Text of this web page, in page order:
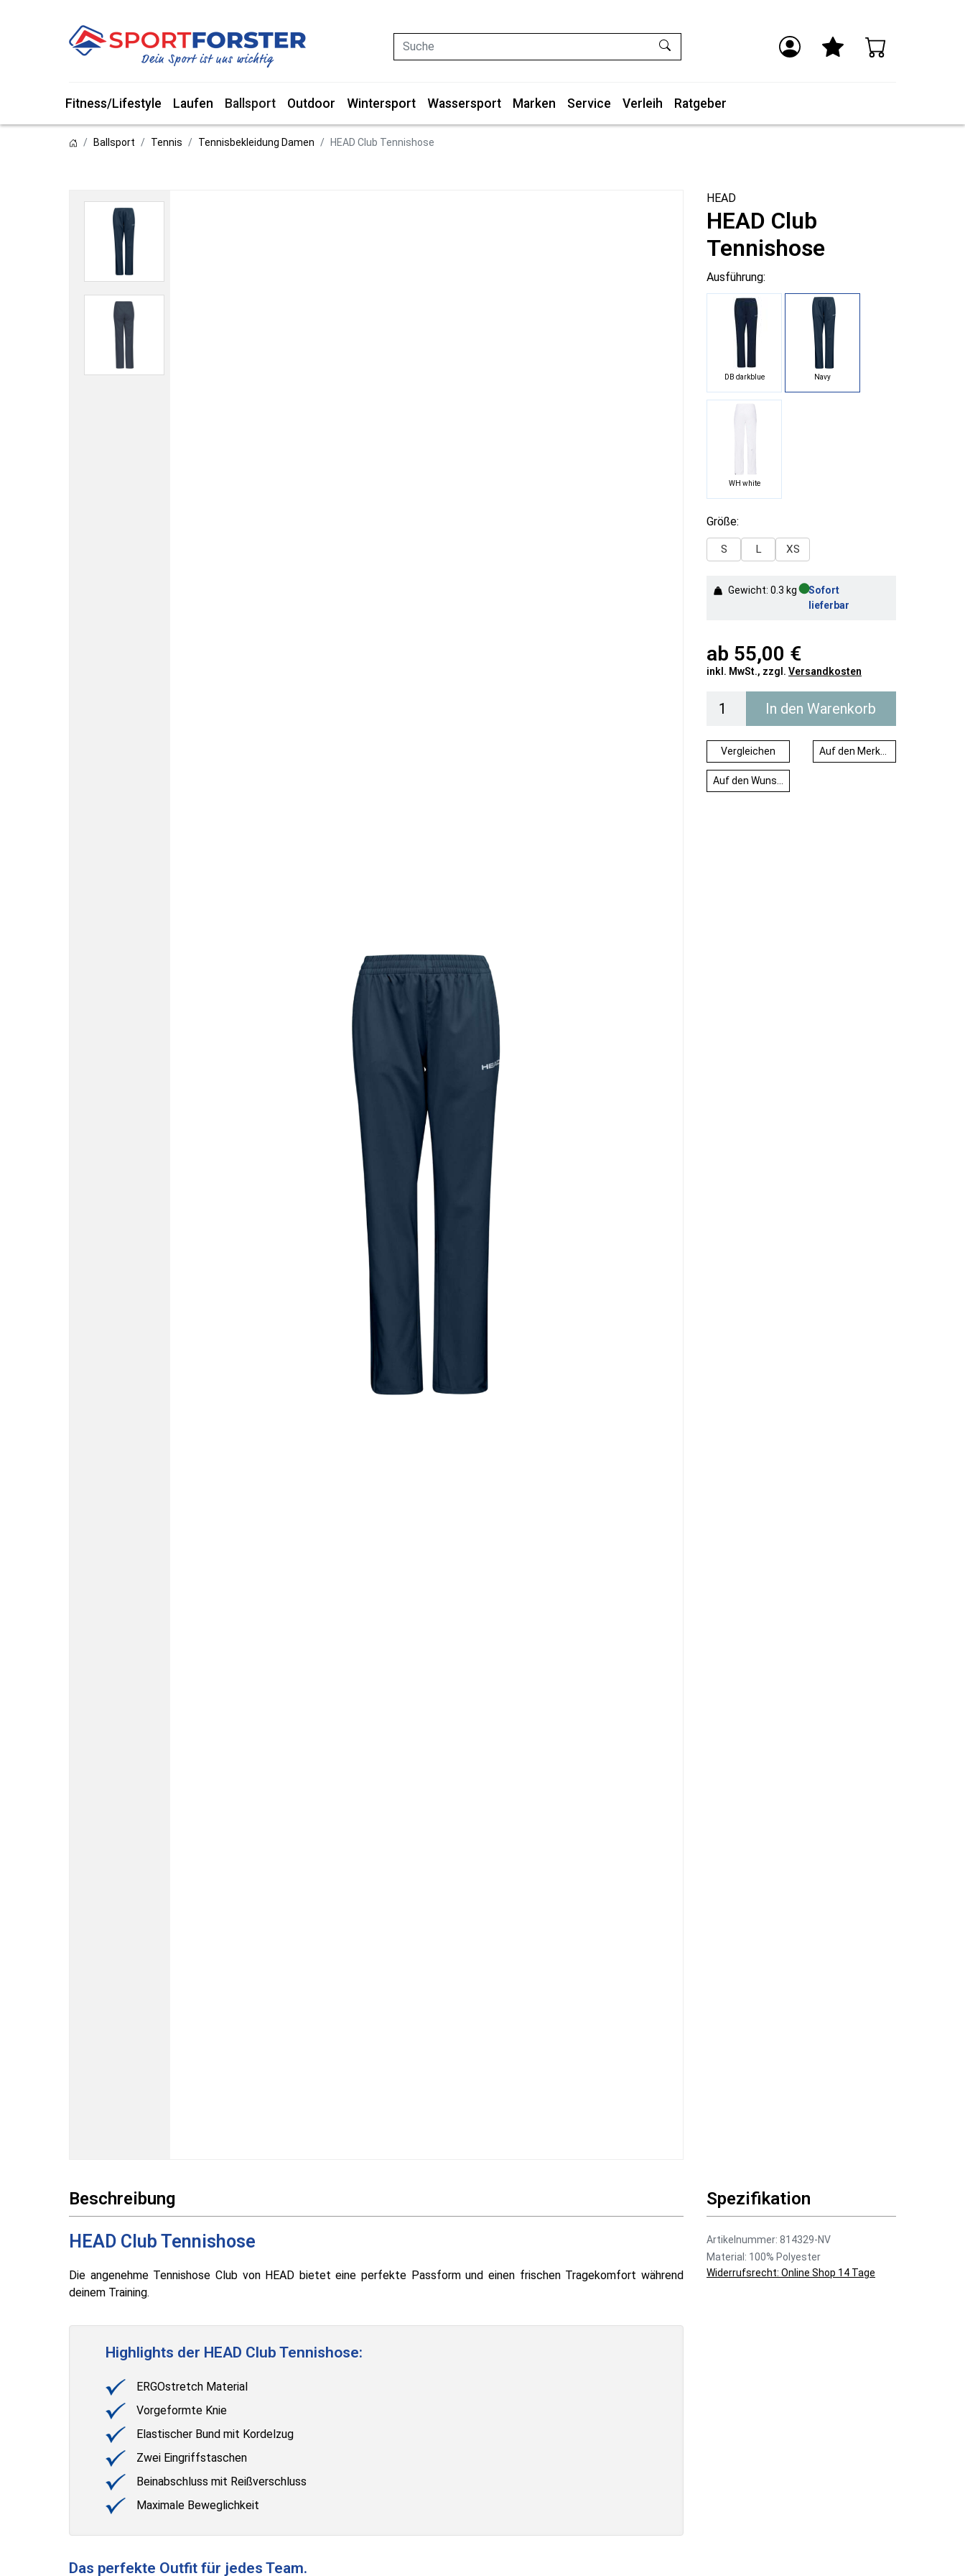
Suche
Fitness/Lifestyle Laufen Ballsport Outdoor Wintersport Wassersport Marken Service Verleih Ratgeber
Ballsport Tennis Tennisbekleidung Damen HEAD Club Tennishose
HEAD
HEAD Club
Tennishose
Ausführung:
DB darkblue Navy
WH white
Größe:
S L XS
Gewicht: 0.3 kg●Sofort
lieferbar
ab 55,00 €
inkl. MwSt., zzgl. Versandkosten
In den Warenkorb
Vergleichen
Beschreibung
HEAD Club Tennishose
Die angenehme Tennishose Club von HEAD bietet eine perfekte Passform und einen frischen Tragekomfort während
deinem Training.
Highlights der HEAD Club Tennishose:
ERGOstretch Material
Vorgeformte Knie
Elastischer Bund mit Kordelzug
Zwei Eingriffstaschen
Beinabschluss mit Reißverschluss
Maximale Beweglichkeit
Das perfekte Outfit für jedes Team.
Spezifikation
Artikelnummer: 814329-NV
Material: 100% Polyester
Widerrufsrecht: Online Shop 14 Tage